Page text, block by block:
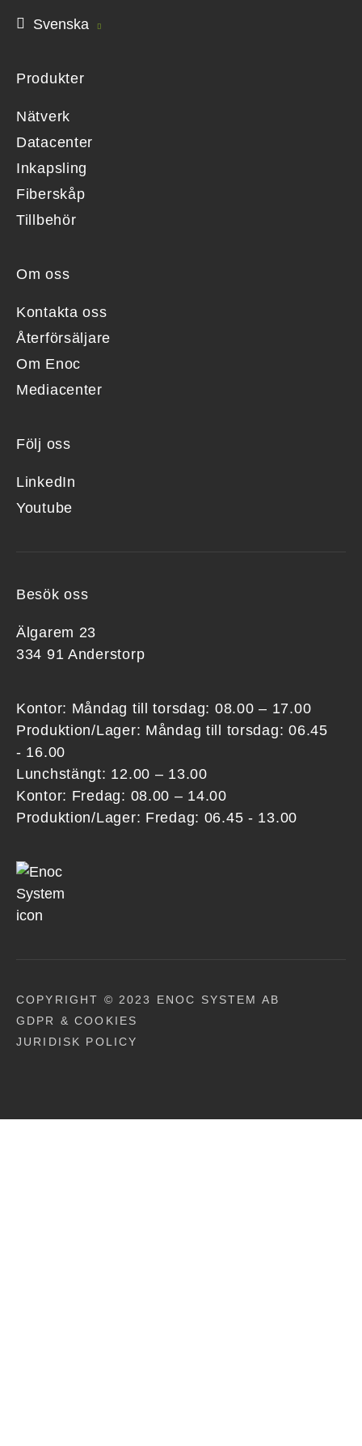
Svenska
Produkter
Nätverk
Datacenter
Inkapsling
Fiberskåp
Tillbehör
Om oss
Kontakta oss
Återförsäljare
Om Enoc
Mediacenter
Följ oss
LinkedIn
Youtube
Besök oss
Älgarem 23
334 91 Anderstorp
Kontor: Måndag till torsdag: 08.00 – 17.00
Produktion/Lager: Måndag till torsdag: 06.45
- 16.00
Lunchstängt: 12.00 – 13.00
Kontor: Fredag: 08.00 – 14.00
Produktion/Lager: Fredag: 06.45 - 13.00
COPYRIGHT © 2023 ENOC SYSTEM AB
GDPR & COOKIES
JURIDISK POLICY